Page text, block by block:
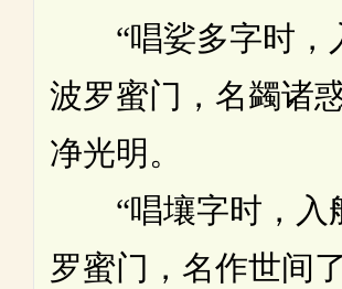
“唱娑多字时，
波罗蜜门，名蠲诸
净光明。
“唱壤字时，入
罗蜜门，名作世间